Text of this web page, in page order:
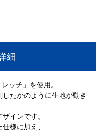
細
ッチ」を使用。
たかのように生地が動き
インです。
様に加え、